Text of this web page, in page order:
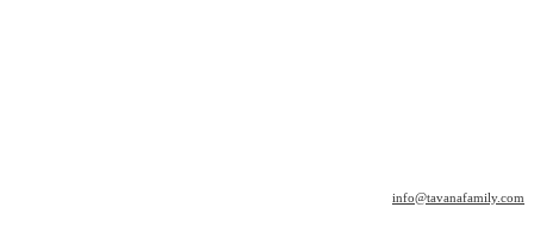
info@tavanafamily.com